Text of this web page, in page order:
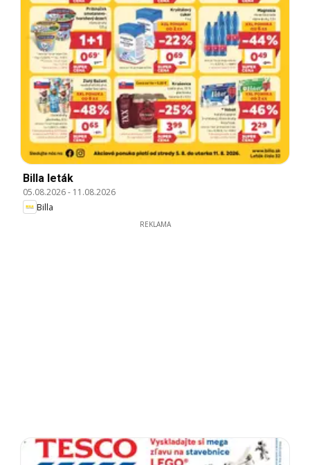
Billa leták
05.08.2026- 11.08.2026
Billa
REKLAMA